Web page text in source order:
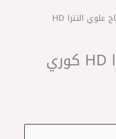
/ ماستر دبرياج علوي النترا HD
ماستر دبرياج علوي النترا HD كوري